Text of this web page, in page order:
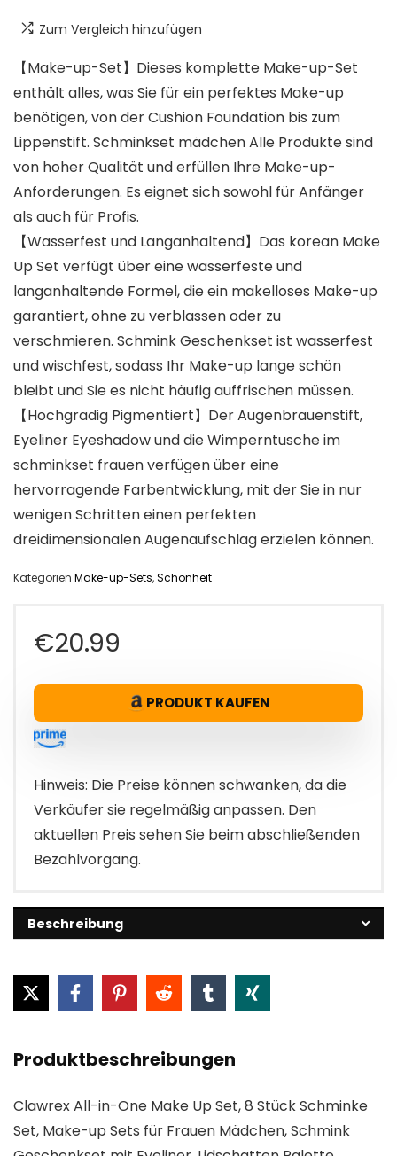
Zum Vergleich hinzufügen
【Make-up-Set】Dieses komplette Make-up-Set
enthält alles, was Sie für ein perfektes Make-up
benötigen, von der Cushion Foundation bis zum
Lippenstift. Schminkset mädchen Alle Produkte sind
von hoher Qualität und erfüllen Ihre Make-up-
Anforderungen. Es eignet sich sowohl für Anfänger
als auch für Profis.
【Wasserfest und Langanhaltend】Das korean Make
Up Set verfügt über eine wasserfeste und
langanhaltende Formel, die ein makelloses Make-up
garantiert, ohne zu verblassen oder zu
verschmieren. Schmink Geschenkset ist wasserfest
und wischfest, sodass Ihr Make-up lange schön
bleibt und Sie es nicht häufig auffrischen müssen.
【Hochgradig Pigmentiert】Der Augenbrauenstift,
Eyeliner Eyeshadow und die Wimperntusche im
schminkset frauen verfügen über eine
hervorragende Farbentwicklung, mit der Sie in nur
wenigen Schritten einen perfekten
dreidimensionalen Augenaufschlag erzielen können.
Kategorien Make-up-Sets,Schönheit
€20.99
PRODUKT KAUFEN
Hinweis: Die Preise können schwanken, da die
Verkäufer sie regelmäßig anpassen. Den
aktuellen Preis sehen Sie beim abschließenden
Bezahlvorgang.
Beschreibung
Produktbeschreibungen
Clawrex All-in-One Make Up Set, 8 Stück Schminke
Set, Make-up Sets für Frauen Mädchen, Schmink